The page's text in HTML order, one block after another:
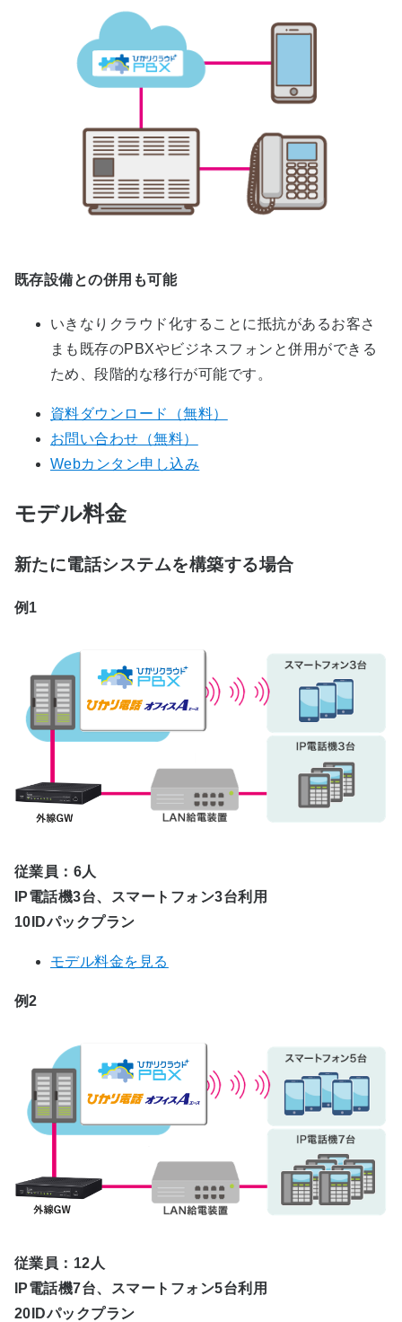
既存設備との併用も可能
いきなりクラウド化することに抵抗があるお客さ
まも既存のPBXやビジネスフォンと併用ができる
ため、段階的な移行が可能です。
資料ダウンロード（無料）
お問い合わせ（無料）
Webカンタン申し込み
モデル料金
新たに電話システムを構築する場合
例1
従業員：6人
IP電話機3台、スマートフォン3台利用
10IDパックプラン
モデル料金を見る
例2
従業員：12人
IP電話機7台、スマートフォン5台利用
20IDパックプラン